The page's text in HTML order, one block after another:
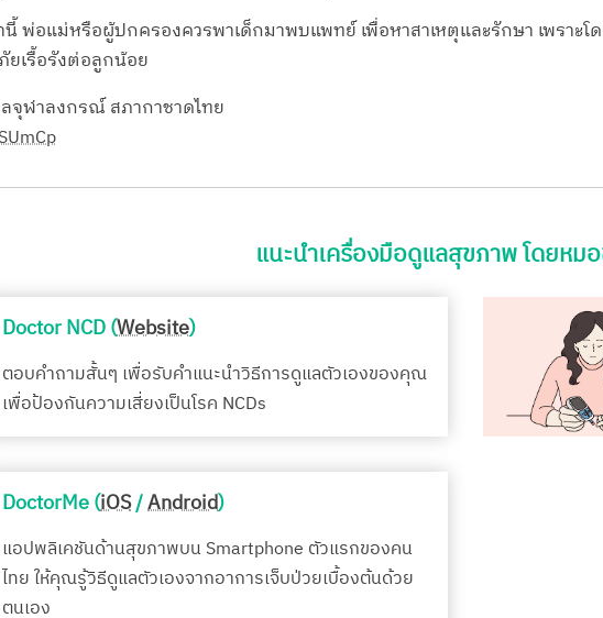
นี้ พ่อแม่หรือผู้ปกครองควรพาเด็กมาพบแพทย์ เพื่อหาสาเหตุและรักษา เพราะ
ยเรื้อรังต่อลูกน้อย
จุฬาลงกรณ์ สภากาชาดไทย
แนะนำเครื่องมือดูแลสุขภาพ โดยหม
Doctor NCD (Website)
ตอบคำถามสั้นๆ เพื่อรับคำแนะนำวิธีการดูแลตัวเองของคุณ
เพื่อป้องกันความเสี่ยงเป็นโรค NCDs
DoctorMe (iOS/Android)
แอปพลิเคชันด้านสุขภาพบน Smartphone ตัวแรกของคน
ไทย ให้คุณรู้วิธีดูแลตัวเองจากอาการเจ็บป่วยเบื้องต้นด้วย
ตนเอง